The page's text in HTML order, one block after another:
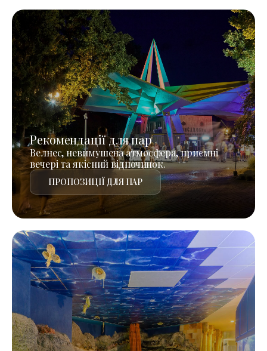
Рекомендації для пар
Велнес, невимушена атмосфера, приємні
вечері та якісний відпочинок.
ПРОПОЗИЦІЇ ДЛЯ ПАР